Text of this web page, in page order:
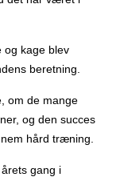
og kage blev
beretning.
om de mange
og den succes
hård træning.
gang i